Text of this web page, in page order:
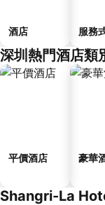
酒店 服務
深圳熱門酒店類
平價酒店 豪華
Shangri-La